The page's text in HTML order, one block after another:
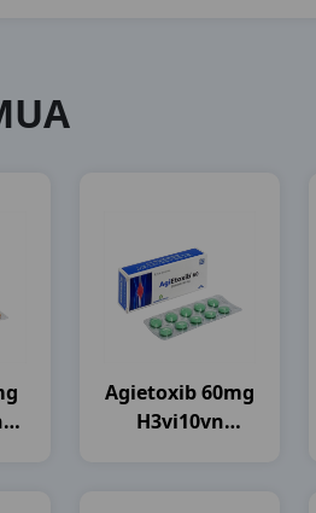
Agietoxib 60mg
H3vi10vn